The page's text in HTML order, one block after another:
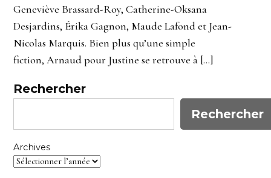
Geneviève Brassard-Roy, Catherine-Oksana
Desjardins, Érika Gagnon, Maude Lafond et Jean-
Nicolas Marquis. Bien plus qu’une simple
fiction, Arnaud pour Justine se retrouve à […]
Rechercher
Rechercher
Archives